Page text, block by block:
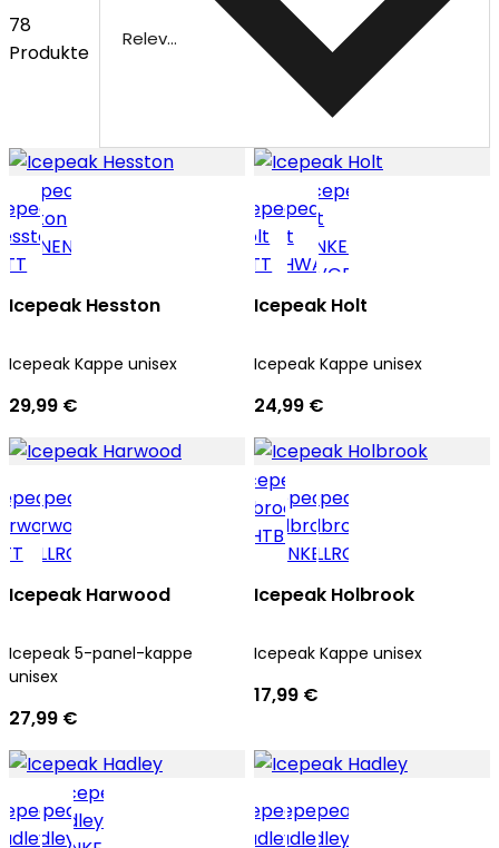
78
Produkte
Relevanz
Icepeak Hesston
Icepeak Kappe unisex
29,99 €
Icepeak Holt
Icepeak Kappe unisex
24,99 €
Icepeak Harwood
Icepeak 5-panel-kappe
unisex
27,99 €
Icepeak Holbrook
Icepeak Kappe unisex
17,99 €